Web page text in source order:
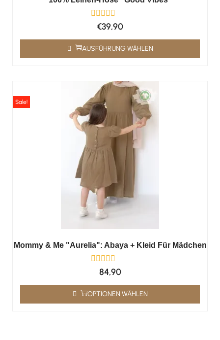
€39,90
AUSFÜHRUNG WÄHLEN
Mommy & Me "Aurelia": Abaya + Kleid Für Mädchen
Sale!
84,90
OPTIONEN WÄHLEN